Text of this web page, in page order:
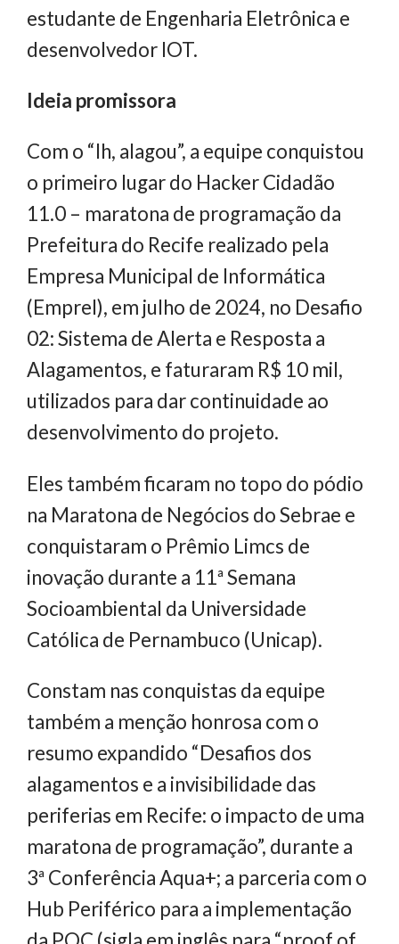
estudante de Engenharia Eletrônica e
desenvolvedor IOT.
Ideia promissora
Com o “Ih, alagou”, a equipe conquistou
o primeiro lugar do Hacker Cidadão
11.0 – maratona de programação da
Prefeitura do Recife realizado pela
Empresa Municipal de Informática
(Emprel), em julho de 2024, no Desafio
02: Sistema de Alerta e Resposta a
Alagamentos, e faturaram R$ 10 mil,
utilizados para dar continuidade ao
desenvolvimento do projeto.
Eles também ficaram no topo do pódio
na Maratona de Negócios do Sebrae e
conquistaram o Prêmio Limcs de
inovação durante a 11ª Semana
Socioambiental da Universidade
Católica de Pernambuco (Unicap).
Constam nas conquistas da equipe
também a menção honrosa com o
resumo expandido “Desafios dos
alagamentos e a invisibilidade das
periferias em Recife: o impacto de uma
maratona de programação”, durante a
3ª Conferência Aqua+; a parceria com o
Hub Periférico para a implementação